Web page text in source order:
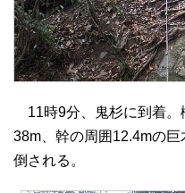
11時9分、鬼杉に到着。
38m、幹の周囲12.4mの
倒される。